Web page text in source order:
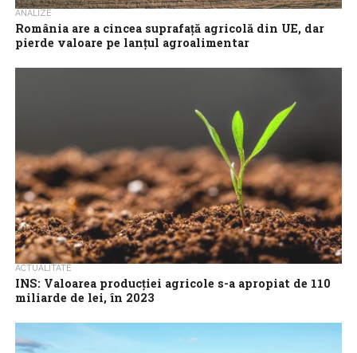
ANALIZE
România are a cincea suprafață agricolă din UE, dar
pierde valoare pe lanțul agroalimentar
ACTUALITATE
INS: Valoarea producţiei agricole s-a apropiat de 110
miliarde de lei, în 2023
comparativ cu anul precedent, totalizând 109,89 miliarde de lei
preţuri curente, potrivit datelor...